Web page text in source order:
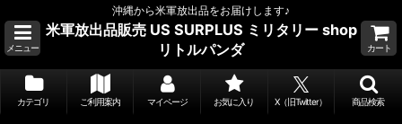
沖縄から米軍放出品をお届けします♪
メニュー
米軍放出品販売 US SURPLUS ミリタリー shop
リトルパンダ
カート
カテゴリ ご利用案内 マイページ お気に入り X（旧Twitter） 商品検索